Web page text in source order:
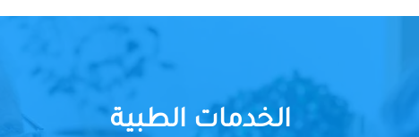
الخدمات الطبية